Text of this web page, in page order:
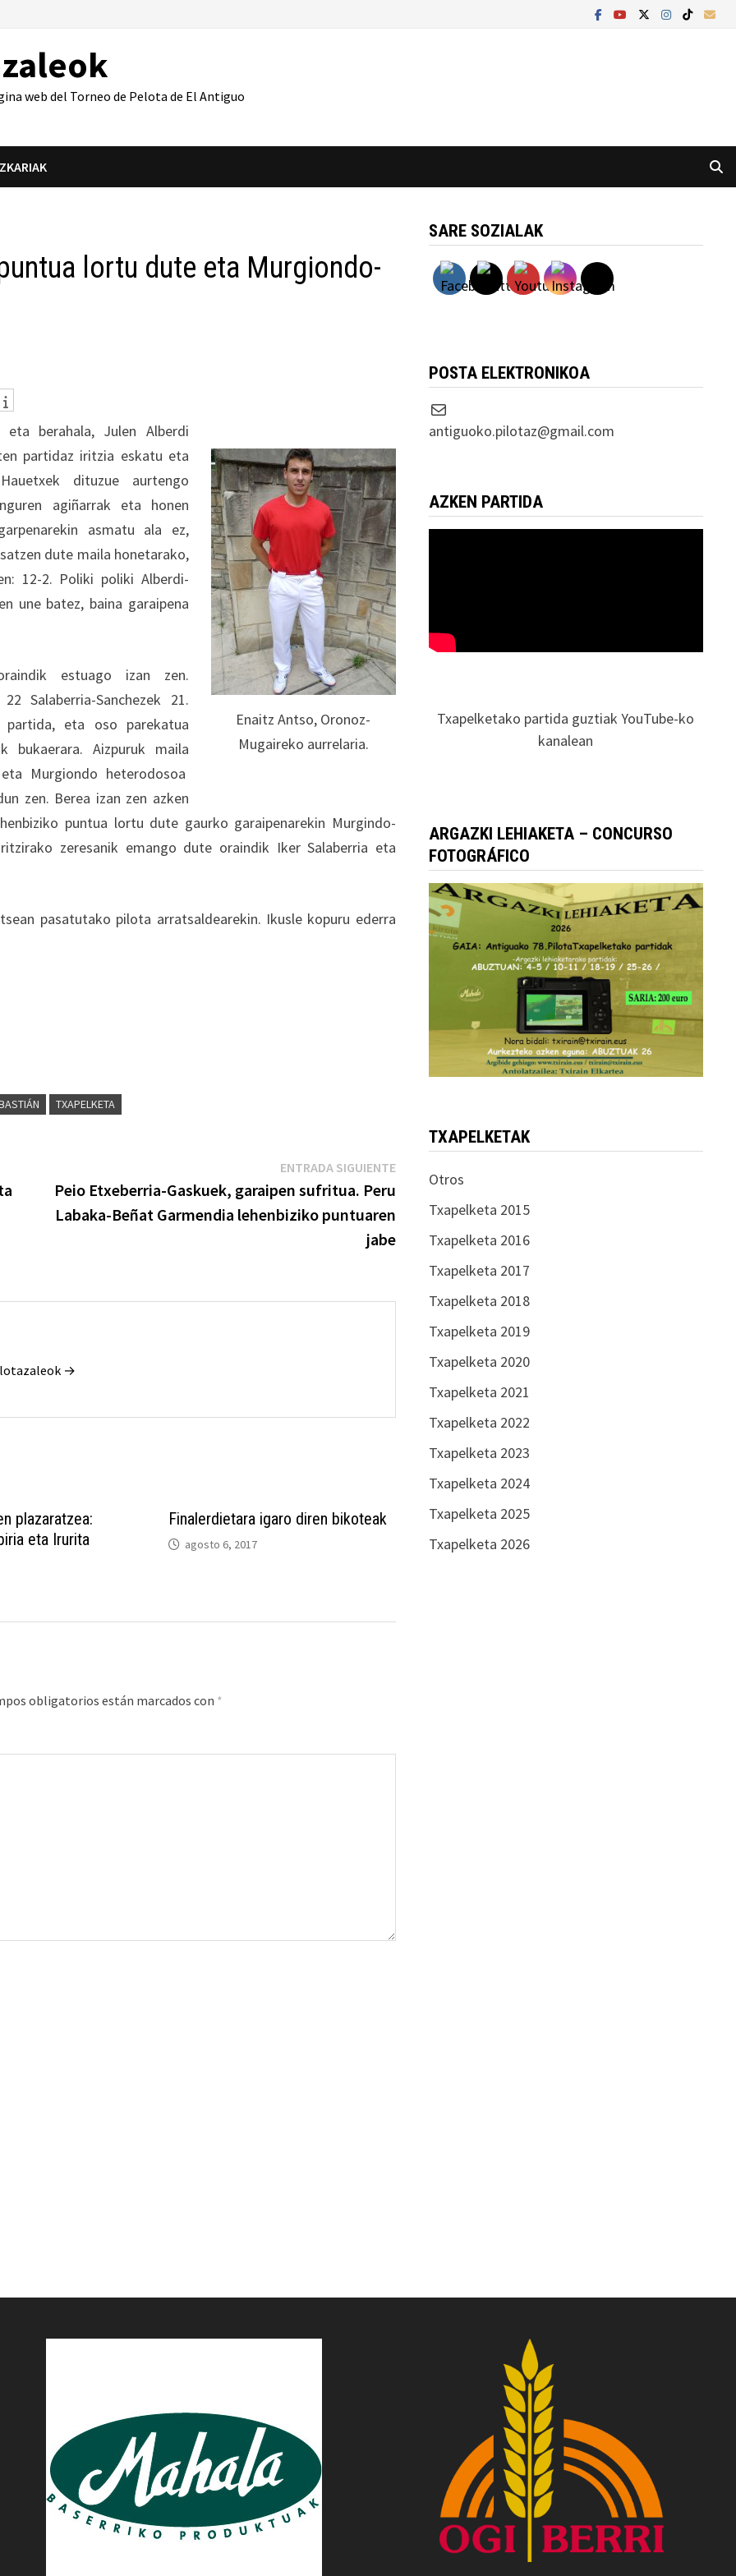
web del Torneo de Pelota de El Antiguo
lortu dute eta Murgiondo-
Enaitz Antso, Oronoz-
Mugaireko aurrelaria.
berahala, Julen Alberdi
partidaz iritzia eskatu eta
dituzue aurtengo
agiñarrak eta honen
asmatu ala ez,
dute maila honetarako,
12-2. Poliki poliki Alberdi-
une batez, baina garaipena
estuago izan zen.
Salaberria-Sanchezek 21.
partida, eta oso parekatua
bukaerara. Aizpuruk maila
Murgiondo heterodosoa
zen. Berea izan zen azken
puntua lortu dute gaurko garaipenarekin Murgindo-
zeresanik emango dute oraindik Iker Salaberria eta
pasatutako pilota arratsaldearekin. Ikusle kopuru ederra
TXAPELKETA
ENTRADA SIGUIENTEEntrada
siguiente:
Peio Etxeberria-Gaskuek, garaipen sufritua. Peru
Labaka-Beñat Garmendia lehenbiziko puntuaren
jabe
→
plazaratzea:
eta Irurita
Finalerdietara igaro diren bikoteak
agosto 6, 2017
obligatorios están marcados con *
SARE SOZIALAK
POSTA ELEKTRONIKOA
Correo electrónico
antiguoko.pilotaz@gmail.com
AZKEN PARTIDA
Txapelketako partida guztiak YouTube-ko
kanalean
ARGAZKI LEHIAKETA – CONCURSO
FOTOGRÁFICO
TXAPELKETAK
Otros
Txapelketa 2015
Txapelketa 2016
Txapelketa 2017
Txapelketa 2018
Txapelketa 2019
Txapelketa 2020
Txapelketa 2021
Txapelketa 2022
Txapelketa 2023
Txapelketa 2024
Txapelketa 2025
Txapelketa 2026